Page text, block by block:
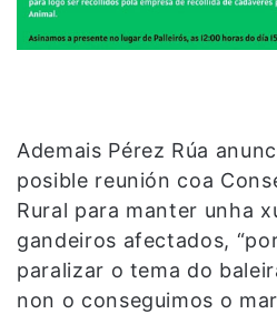
Ademais Pérez Rúa
posible reunión coa
Rural para manter unha
gandeiros afectados,
paralizar o tema do
non o conseguimos o